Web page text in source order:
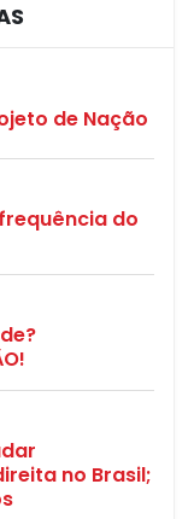
de Nação
do
no Brasil;